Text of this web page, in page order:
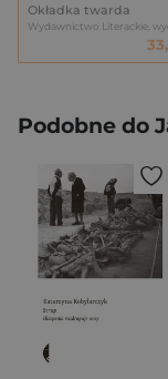
Okładka twarda
Wydawnictwo Literackie,
Podobne do